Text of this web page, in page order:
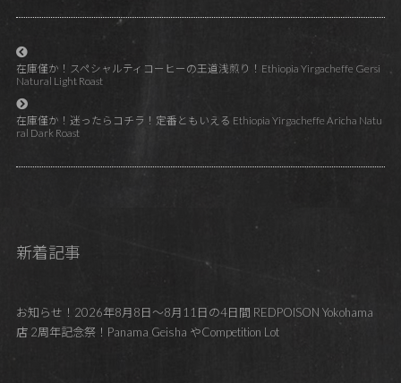
在庫僅か！スペシャルティコーヒーの王道浅煎り！Ethiopia Yirgacheffe Gersi
Natural Light Roast
在庫僅か！迷ったらコチラ！定番ともいえる Ethiopia Yirgacheffe Aricha Natu
ral Dark Roast
新着記事
お知らせ！2026年8月8日～8月11日の4日間 REDPOISON Yokohama
店 2周年記念祭！Panama Geisha やCompetition Lot